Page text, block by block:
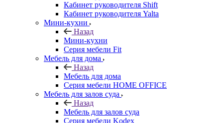
Кабинет руководителя Shift
Кабинет руководителя Yalta
Мини-кухни
Назад
Мини-кухни
Серия мебели Fit
Мебель для дома
Назад
Мебель для дома
Серия мебели HOME OFFICE
Мебель для залов суда
Назад
Мебель для залов суда
Серия мебели Kodex